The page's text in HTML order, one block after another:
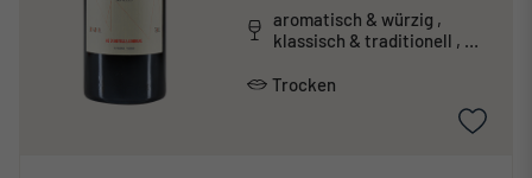
aromatisch & würzig ,
klassisch & traditionell ,
schwer
Trocken